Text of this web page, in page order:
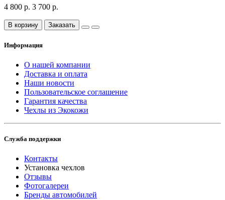
4 800 р. 3 700 р.
В корзину Заказать
Информация
О нашей компании
Доставка и оплата
Наши новости
Пользовательское соглашение
Гарантия качества
Чехлы из Экокожи
Служба поддержки
Контакты
Установка чехлов
Отзывы
Фотогалереи
Бренды автомобилей